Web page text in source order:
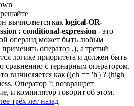
вычисляется как logical-OR-
: conditional-expression - это
операнд может быть любым
оператор ,), а третий
логике приоритета и должен быть
сравнению с тернарным оператором.
вычисляется как ((ch == 'h') ? (high
Оператор ?: возвращает
и компилятор говорит об этом.
трёх лет назад